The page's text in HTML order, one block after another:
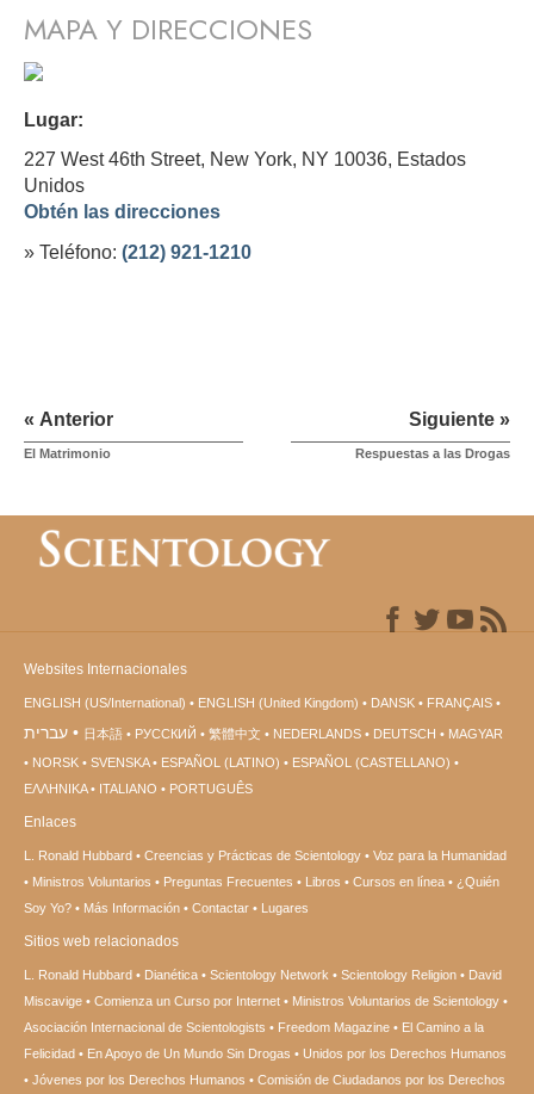
MAPA Y DIRECCIONES
Lugar:
227 West 46th Street, New York, NY 10036, Estados
Unidos
Obtén las direcciones
» Teléfono: (212) 921-1210
« Anterior
El Matrimonio
Siguiente »
Respuestas a las Drogas
Websites Internacionales
ENGLISH (US/International) ENGLISH (United Kingdom) DANSK FRANÇAIS
עברית 日本語 РУССКИЙ 繁體中文 NEDERLANDS DEUTSCH
MAGYAR
NORSK
SVENSKA ESPAÑOL (LATINO)
ESPAÑOL (CASTELLANO)
ΕΛΛΗΝΙΚA
ITALIANO PORTUGUÊS
Enlaces
L. Ronald Hubbard Creencias y Prácticas de Scientology
Voz para la Humanidad
Ministros Voluntarios
Preguntas Frecuentes Libros Cursos en línea
¿Quién
Soy Yo?
Más Información Contactar Lugares
Sitios web relacionados
L. Ronald Hubbard Dianética Scientology Network Scientology Religion
David
Miscavige
Comienza un Curso por Internet
Ministros Voluntarios de Scientology
Asociación Internacional de Scientologists
Freedom Magazine
El Camino a la
Felicidad
En Apoyo de Un Mundo Sin Drogas
Unidos por los Derechos Humanos
Jóvenes por los Derechos Humanos
Comisión de Ciudadanos por los Derechos